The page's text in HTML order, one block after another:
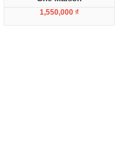
1,550,000₫